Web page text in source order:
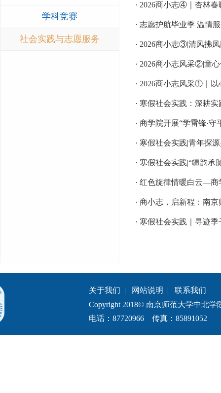
学科竞赛
社会实践与志愿服务
· 2026商小志④｜杏林
· 志愿护航毕业季 温情
· 2026商小志③|清风拂
· 2026商小志风采②|童
· 2026商小志风采①｜
· 寒假社会实践：深耕
· 商学院开展“学雷锋·
· 寒假社会实践|青年探
· 寒假社会实践|“疆韵
· 红色旋律情暖白云—商
· 商小志，启新程：南
· 寒假社会实践｜寻迹
关于我们 | 网站说明 | 联系我们
Copyright 2018© 南京师范大学中北学
电话：87720966 传真：85891052